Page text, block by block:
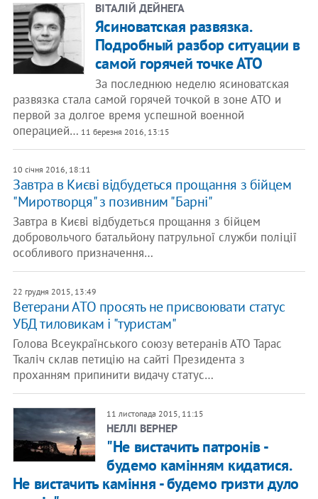
ВІТАЛІЙ ДЕЙНЕГА
Ясиноватская развязка.
Подробный разбор ситуации в
самой горячей точке АТО
За последнюю неделю ясиноватская
развязка стала самой горячей точкой в зоне АТО и
первой за долгое время успешной военной
операцией… 11 березня 2016, 13:15
10 січня 2016, 18:11
Завтра в Києві відбудеться прощання з бійцем
"Миротворця" з позивним "Барні"
Завтра в Києві відбудеться прощання з бійцем
добровольчого батальйону патрульної служби поліції
особливого призначення…
22 грудня 2015, 13:49
Ветерани АТО просять не присвоювати статус
УБД тиловикам і "туристам"
Голова Всеукраїнського союзу ветеранів АТО Тарас
Ткаліч склав петицію на сайті Президента з
проханням припинити видачу статус…
11 листопада 2015, 11:15
НЕЛЛІ ВЕРНЕР
"Не вистачить патронів -
будемо камінням кидатися.
Не вистачить каміння - будемо гризти дуло